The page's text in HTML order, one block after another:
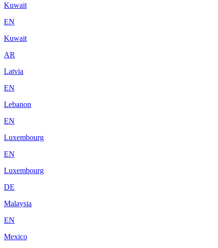
Kuwait
EN
Kuwait
AR
Latvia
EN
Lebanon
EN
Luxembourg
EN
Luxembourg
DE
Malaysia
EN
Mexico